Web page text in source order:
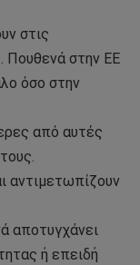
στις
Πουθενά στην ΕΕ
όσο στην
από αυτές
αντιμετωπίζουν
αποτυγχάνει
ή επειδή